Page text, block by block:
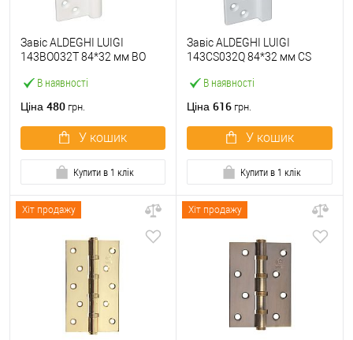
В наявності
Завіс ALDEGHI LUIGI
143BO032T 84*32 мм BO
Ціна 480 грн.
У кошик
Купити в 1 клік
В наявності
Завіс ALDEGHI LUIGI
143CS032Q 84*32 мм CS
Ціна 616 грн.
У кошик
Купити в 1 клік
Хіт продажу Хіт продажу